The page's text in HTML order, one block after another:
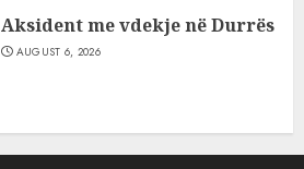
Aksident me vdekje në Durrës
AUGUST 6, 2026